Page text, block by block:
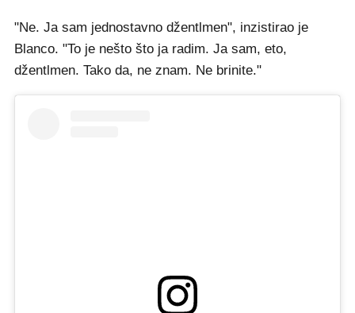
"Ne. Ja sam jednostavno džentlmen", inzistirao je
Blanco. "To je nešto što ja radim. Ja sam, eto,
džentlmen. Tako da, ne znam. Ne brinite."